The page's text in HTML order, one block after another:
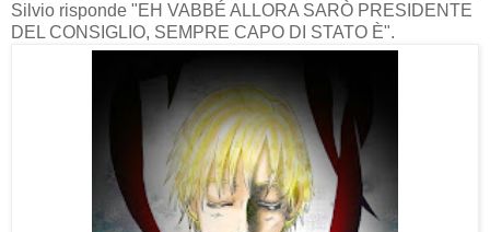
Silvio risponde "EH VABBÉ ALLORA SARÒ PRESIDENTE
DEL CONSIGLIO, SEMPRE CAPO DI STATO È".